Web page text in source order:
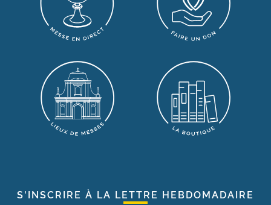
S'INSCRIRE À LA LETTRE HEBDOMADAIRE